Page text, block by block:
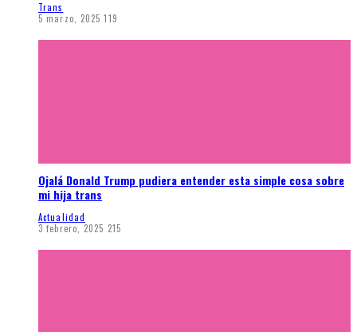
Trans
5 marzo, 2025 119
Ojalá Donald Trump pudiera entender esta simple cosa sobre
mi hija trans
Actualidad
3 febrero, 2025 215